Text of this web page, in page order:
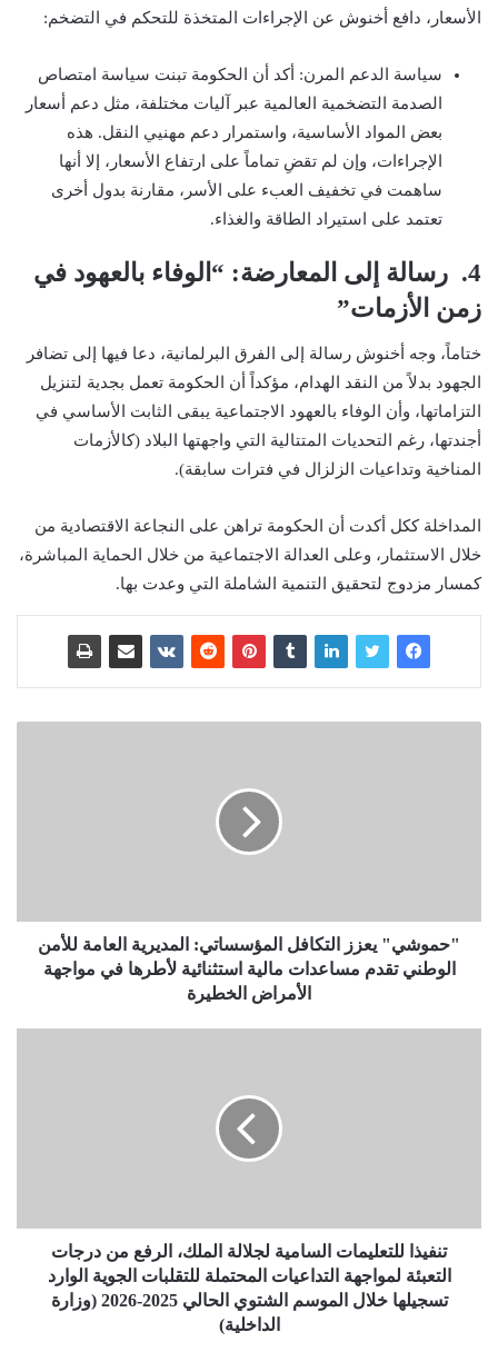
الأسعار، دافع أخنوش عن الإجراءات المتخذة للتحكم في التضخم:
سياسة الدعم المرن: أكد أن الحكومة تبنت سياسة امتصاص
الصدمة التضخمية العالمية عبر آليات مختلفة، مثل دعم أسعار
بعض المواد الأساسية، واستمرار دعم مهنيي النقل. هذه
الإجراءات، وإن لم تقضِ تماماً على ارتفاع الأسعار، إلا أنها
ساهمت في تخفيف العبء على الأسر، مقارنة بدول أخرى
تعتمد على استيراد الطاقة والغذاء.
4. رسالة إلى المعارضة: “الوفاء بالعهود في
زمن الأزمات”
ختاماً، وجه أخنوش رسالة إلى الفرق البرلمانية، دعا فيها إلى تضافر
الجهود بدلاً من النقد الهدام، مؤكداً أن الحكومة تعمل بجدية لتنزيل
التزاماتها، وأن الوفاء بالعهود الاجتماعية يبقى الثابت الأساسي في
أجندتها، رغم التحديات المتتالية التي واجهتها البلاد (كالأزمات
المناخية وتداعيات الزلزال في فترات سابقة).
المداخلة ككل أكدت أن الحكومة تراهن على النجاعة الاقتصادية من
خلال الاستثمار، وعلى العدالة الاجتماعية من خلال الحماية المباشرة،
كمسار مزدوج لتحقيق التنمية الشاملة التي وعدت بها.
"حموشي" يعزز التكافل المؤسساتي: المديرية العامة للأمن
الوطني تقدم مساعدات مالية استثنائية لأطرها في مواجهة
الأمراض الخطيرة
تنفيذا للتعليمات السامية لجلالة الملك، الرفع من درجات
التعبئة لمواجهة التداعيات المحتملة للتقلبات الجوية الوارد
تسجيلها خلال الموسم الشتوي الحالي 2025-2026 (وزارة
الداخلية)